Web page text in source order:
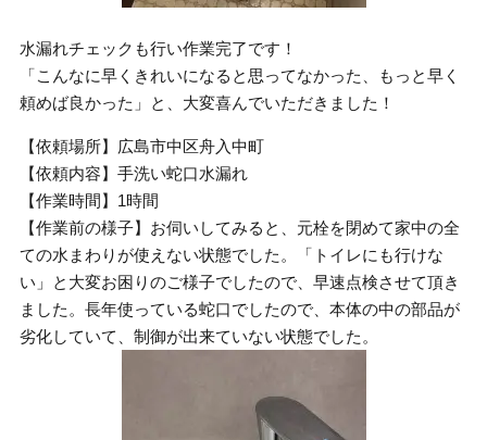
水漏れチェックも行い作業完了です！
「こんなに早くきれいになると思ってなかった、もっと早く
頼めば良かった」と、大変喜んでいただきました！
【依頼場所】広島市中区舟入中町
【依頼内容】手洗い蛇口水漏れ
【作業時間】1時間
【作業前の様子】お伺いしてみると、元栓を閉めて家中の全
ての水まわりが使えない状態でした。「トイレにも行けな
い」と大変お困りのご様子でしたので、早速点検させて頂き
ました。長年使っている蛇口でしたので、本体の中の部品が
劣化していて、制御が出来ていない状態でした。